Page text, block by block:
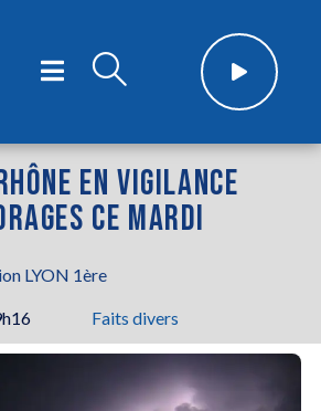
EN VIGILANCE
CE MARDI
LYON 1ère
Faits divers